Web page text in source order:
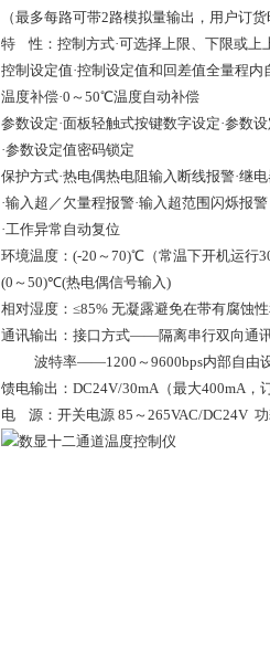
（最多每路可带2路模拟量输出，用户订货
特
性：控制方式·可选择上限、下限或上
控制设定值·控制设定值和回差值全量程内
温度补偿·0 ～ 50℃温度自动补偿
参数设定·面板轻触式按键数字设定·参数
·参数设定值密码锁定
保护方式·热电偶热电阻输入断线报警·继
·输入超／欠量程报警·输入超范围闪烁报警
·工作异常自动复位
环境温度： (-20 ～ 70)℃（常温下开机运行
(0 ～ 50)℃(热电偶信号输入)
相对湿度：≤85% 无凝露避免在带有腐蚀
通讯输出：接口方式——隔离串行双向通
波特率——1200 ～ 9600bps内部自由
馈电输出： DC24V/30mA （最大400mA ，
电
源：开关电源 85 ～ 265VAC/DC24V